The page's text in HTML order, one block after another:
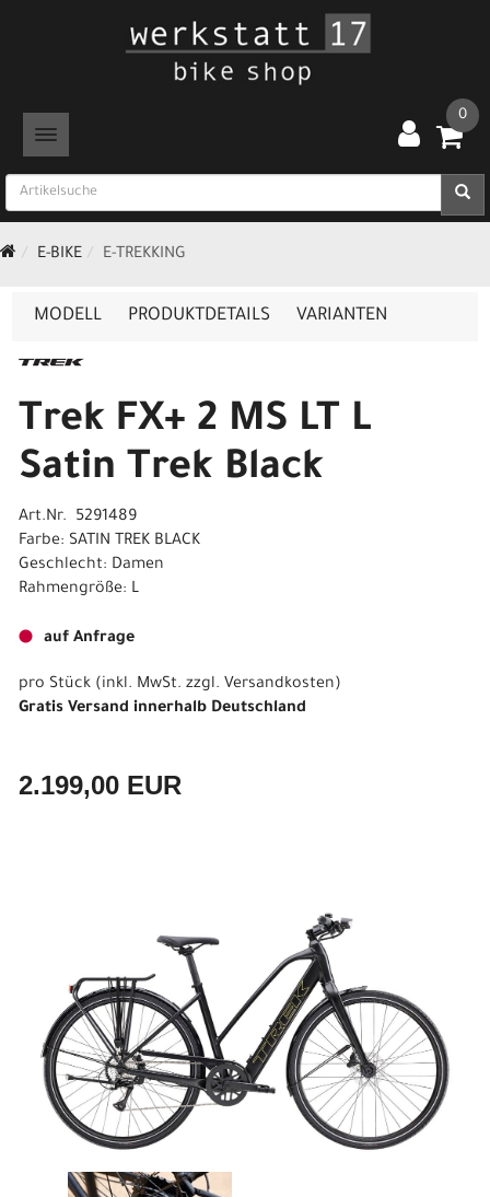
TOGGLE NAVIGATION
0
E-BIKE E-TREKKING
MODELL PRODUKTDETAILS VARIANTEN
Trek FX+ 2 MS LT L
Satin Trek Black
Art.Nr. 5291489
Farbe: SATIN TREK BLACK
Geschlecht: Damen
Rahmengröße: L
auf Anfrage
pro Stück (inkl. MwSt. zzgl. Versandkosten)
Gratis Versand innerhalb Deutschland
2.199,00 EUR